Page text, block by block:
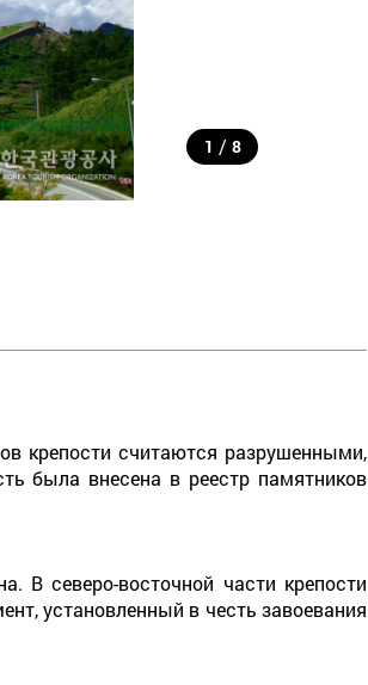
1 / 8
крепости считаются разрушенными,
была внесена в реестр памятников
В северо-восточной части крепости
установленный в честь завоевания